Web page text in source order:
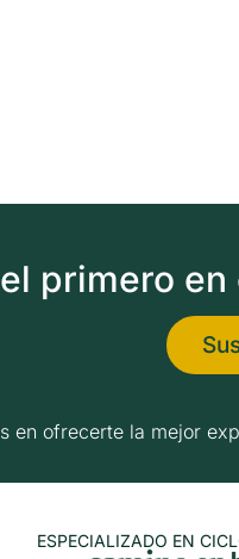
el primero
en ofrecerte la mejor
ESPECIALIZADO EN